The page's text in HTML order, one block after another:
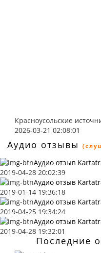
Красноусольские
2026-03-21 02:08:01
Аудио отзывы
Аудио отзыв
2019-04-28 20:02:39
Аудио отзыв
2019-01-14 19:36:18
Аудио отзыв
2019-04-25 19:34:24
Аудио отзыв
2019-04-28 19:32:01
Последние